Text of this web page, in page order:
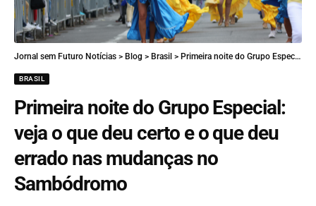
Jornal sem Futuro Notícias > Blog > Brasil > Primeira noite do Grupo Especial: veja o que deu certo e o que deu errado nas mudanças no Sambódromo
BRASIL
Primeira noite do Grupo Especial:
veja o que deu certo e o que deu
errado nas mudanças no
Sambódromo